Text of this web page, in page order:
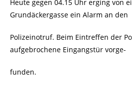
Heute gegen 04.15 Uhr erging von
Grundäckergasse ein Alarm an den
Polizeinotruf. Beim Eintreffen der
aufgebrochene Eingangstür vorge-
funden.